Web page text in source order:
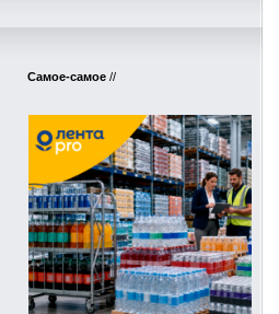
Самое-самое //